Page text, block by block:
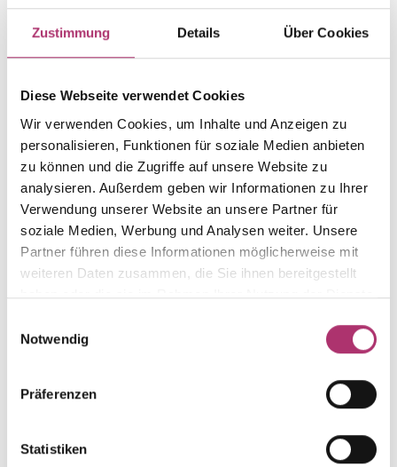
Zustimmung Details Über Cookies
Diese Webseite verwendet Cookies
Wir verwenden Cookies, um Inhalte und Anzeigen zu
personalisieren, Funktionen für soziale Medien anbieten
zu können und die Zugriffe auf unsere Website zu
analysieren. Außerdem geben wir Informationen zu Ihrer
Verwendung unserer Website an unsere Partner für
soziale Medien, Werbung und Analysen weiter. Unsere
Partner führen diese Informationen möglicherweise mit
weiteren Daten zusammen, die Sie ihnen bereitgestellt
haben oder die sie im Rahmen Ihrer Nutzung der Dienste
Notwendig
Präferenzen
Statistiken
Artikelgruppe
Material
-
1.50.6078.GG.585.099.0
EAN
9010595671845
Alternativ
-
Feingehalt
585
Farbe
Steinfarbe
weiß
Steinart
Zirkonia
Stein
Zirkonia weiss
Ringweite
-